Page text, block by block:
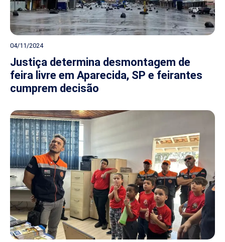
04/11/2024
Justiça determina desmontagem de
feira livre em Aparecida, SP e feirantes
cumprem decisão